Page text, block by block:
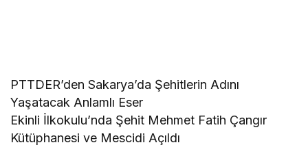
PTTDER’den Sakarya’da Şehitlerin Adını
Yaşatacak Anlamlı Eser
Ekinli İlkokulu’nda Şehit Mehmet Fatih Çangır
Kütüphanesi ve Mescidi Açıldı